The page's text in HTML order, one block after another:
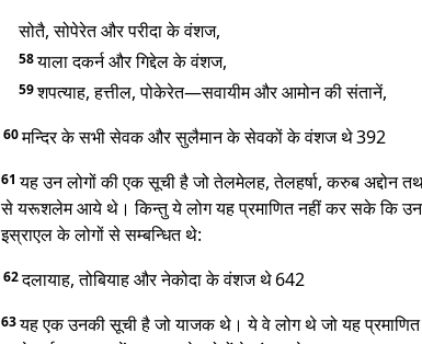
सोतै, सोपेरेत और परीदा के वंशज,
58याला दकर्न और गिद्देल के वंशज,
59शपत्याह, हत्तील, पोकेरेत—सवायीम और आमोन की संतानें,
60मन्दिर के सभी सेवक और सुलैमान के सेवकों के वंशज थे392
61यह उन लोगों की एक सूची है जो तेलमेलह, तेलहर्षा, करुब अद्दोन
से यरूशलेम आये थे। किन्तु ये लोग यह प्रमाणित नहीं कर सके कि
इस्राएल के लोगों से सम्बन्धित थे:
62दलायाह, तोबियाह और नेकोदा के वंशज थे 642
63यह एक उनकी सूची है जो याजक थे। ये वे लोग थे जो यह